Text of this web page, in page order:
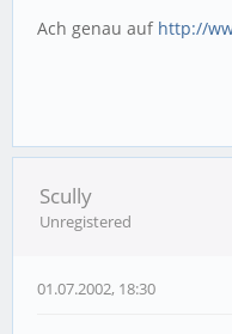
Ach genau auf http://
Scully
Unregistered
01.07.2002, 18:30